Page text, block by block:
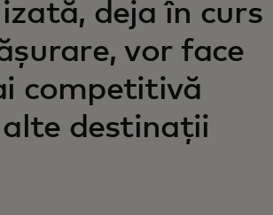
deja în curs
vor face
competitivă
destinații